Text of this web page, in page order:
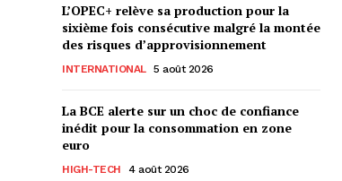
L’OPEC+ relève sa production pour la
sixième fois consécutive malgré la montée
des risques d’approvisionnement
INTERNATIONAL 5 août 2026
La BCE alerte sur un choc de confiance
inédit pour la consommation en zone
euro
HIGH-TECH 4 août 2026